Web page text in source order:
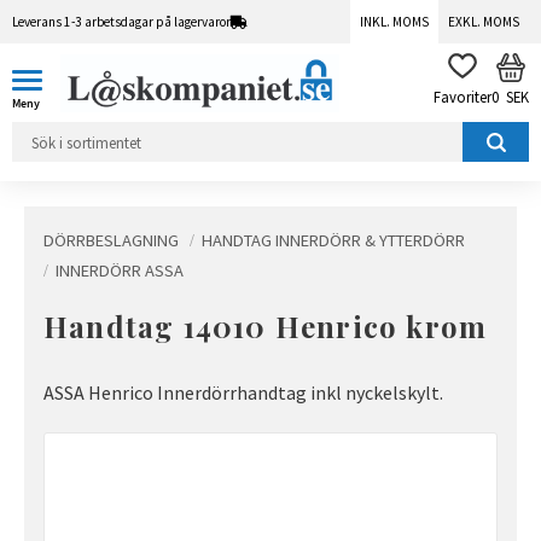
Leverans 1-3 arbetsdagar på lagervaror INKL. MOMS EXKL. MOMS
FAVORITER
0 SEK
DÖRRBESLAGNING
HANDTAG INNERDÖRR & YTTERDÖRR
INNERDÖRR ASSA
Handtag 14010 Henrico krom
ASSA Henrico Innerdörrhandtag inkl nyckelskylt.